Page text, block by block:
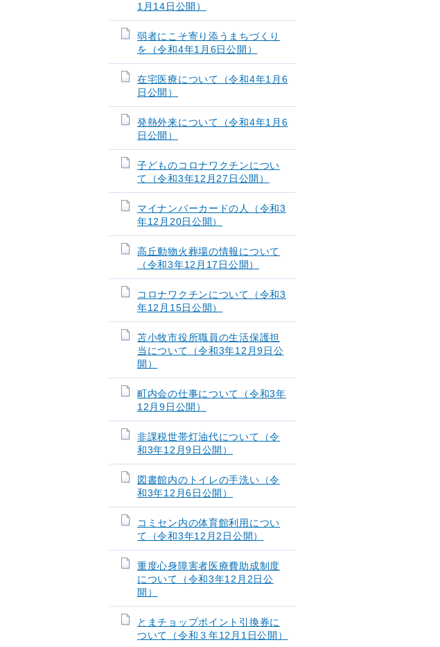
1月14日公開）
弱者にこそ寄り添うまちづくり
を（令和4年1月6日公開）
在宅医療について（令和4年1月6
日公開）
発熱外来について（令和4年1月6
日公開）
子どものコロナワクチンについ
て（令和3年12月27日公開）
マイナンバーカードの人（令和3
年12月20日公開）
高丘動物火葬場の情報について
（令和3年12月17日公開）
コロナワクチンについて（令和3
年12月15日公開）
苫小牧市役所職員の生活保護担
当について（令和3年12月9日公
開）
町内会の仕事について（令和3年
12月9日公開）
非課税世帯灯油代について（令
和3年12月9日公開）
図書館内のトイレの手洗い（令
和3年12月6日公開）
コミセン内の体育館利用につい
て（令和3年12月2日公開）
重度心身障害者医療費助成制度
について（令和3年12月2日公
開）
とまチョップポイント引換券に
ついて（令和３年12月1日公開）